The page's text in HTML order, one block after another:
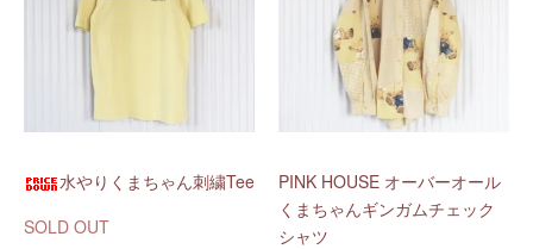
水やりくまちゃん刺繍Tee
SOLD OUT
PINK HOUSE オーバーオール
くまちゃんギンガムチェック
シャツ